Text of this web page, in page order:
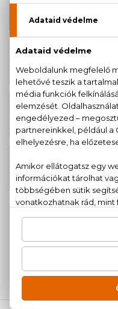
Khadi Növényi
Khadi